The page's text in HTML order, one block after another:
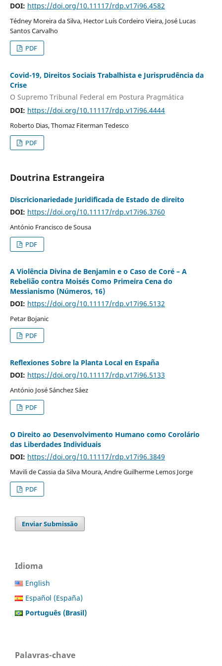
DOI: https://doi.org/10.11117/rdp.v17i96.4582
Tédney Moreira da Silva, Hector Luís Cordeiro Vieira, José Lucas
Santos Carvalho
PDF
Covid-19, Direitos Sociais Trabalhista e Jurisprudência da
Crise
O Supremo Tribunal Federal em Postura Pragmática
DOI: https://doi.org/10.11117/rdp.v17i96.4444
Roberto Dias, Thomaz Fiterman Tedesco
PDF
Doutrina Estrangeira
Discricionariedade Juridificada de Estado de direito
DOI: https://doi.org/10.11117/rdp.v17i96.3760
António Francisco de Sousa
PDF
A Violência Divina de Benjamin e o Caso de Coré – A
Rebelião contra Moisés Como Primeira Cena do
Messianismo (Números, 16)
DOI: https://doi.org/10.11117/rdp.v17i96.5132
Petar Bojanic
PDF
Reflexiones Sobre la Planta Local en España
DOI: https://doi.org/10.11117/rdp.v17i96.5133
António José Sánchez Sáez
PDF
O Direito ao Desenvolvimento Humano como Corolário
das Liberdades Individuais
DOI: https://doi.org/10.11117/rdp.v17i96.3849
Mavili de Cassia da Silva Moura, Andre Guilherme Lemos Jorge
PDF
Enviar Submissão
Idioma
English
Español (España)
Português (Brasil)
Palavras-chave